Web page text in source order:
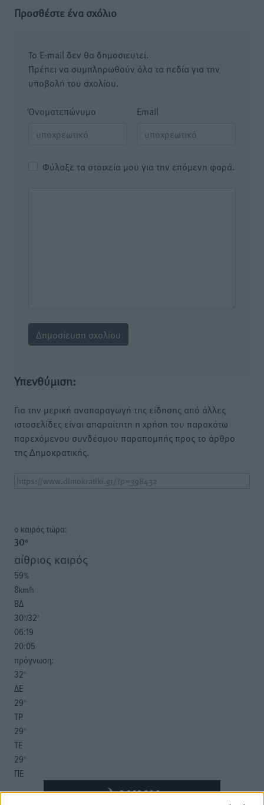
Προσθέστε ένα σχόλιο
Το E-mail δεν θα δημοσιευτεί.
Πρέπει να συμπληρωθούν όλα τα πεδία για την
υποβολή του σχολίου.
Όνοματεπώνυμο Email
Φύλαξε τα στοιχεία μου για την επόμενη φορά.
Υπενθύμιση:
Για την μερική αναπαραγωγή της είδησης από άλλες
ιστοσελίδες είναι απαραίτητη η χρήση του παρακάτω
παρεχόμενου συνδέσμου παραπομπής προς το άρθρο
της Δημοκρατικής.
o καιρός τώρα:
30°
αίθριος καιρός
59%
8km/h
ΒΔ
30°/32°
06:19
20:05
πρόγνωση:
32°
ΔΕ
29°
ΤΡ
29°
ΤΕ
29°
ΠΕ